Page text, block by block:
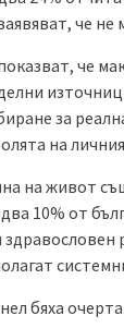
че не
че
за
на
на живот
10% от
здравословен
бяха